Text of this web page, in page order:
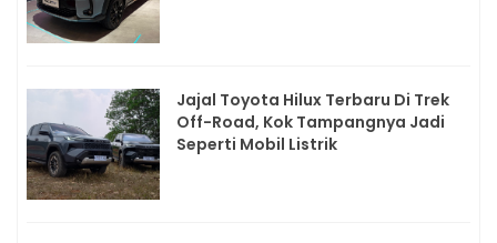
Jajal Toyota Hilux Terbaru Di Trek
Off-Road, Kok Tampangnya Jadi
Seperti Mobil Listrik